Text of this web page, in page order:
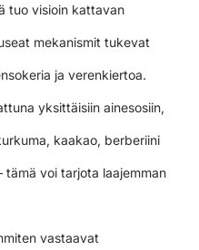
tuo visioin kattavan
mekanismit tukevat
ja verenkiertoa.
yksittäisiin ainesosiin,
kaakao, berberiini
tämä voi tarjota laajemman
vastaavat